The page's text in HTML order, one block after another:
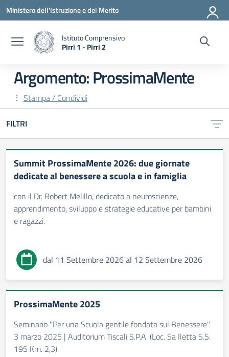
Vai ai contenuti
Vai al menu di navigazione
Vai al footer
Ministero dell'Istruzione e del Merito
Istituto Comprensivo
Pirri 1 - Pirri 2
Argomento: ProssimaMente
Stampa / Condividi
FILTRI
Summit ProssimaMente 2026: due giornate
dedicate al benessere a scuola e in famiglia
con il Dr. Robert Melillo, dedicato a neuroscienze,
apprendimento, sviluppo e strategie educative per bambini
e ragazzi.
dal 11 Settembre 2026 al 12 Settembre 2026
ProssimaMente 2025
Seminario "Per una Scuola gentile fondata sul Benessere"
3 marzo 2025 | Auditorium Tiscali S.P.A. (Loc. Sa Iletta S.S.
195 Km. 2,3)